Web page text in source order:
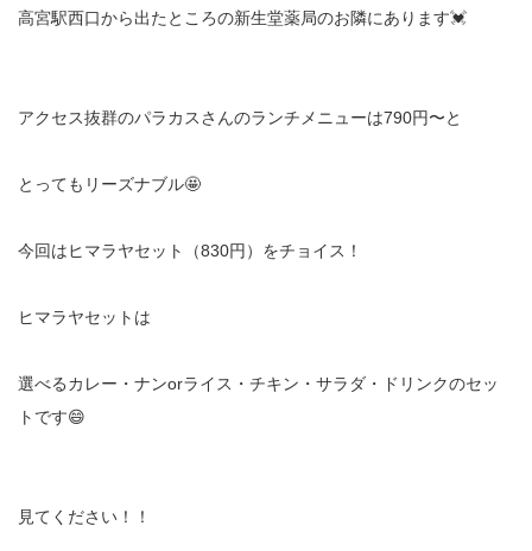
高宮駅西口から出たところの新生堂薬局のお隣にあります💓
アクセス抜群のパラカスさんのランチメニューは790円〜と
とってもリーズナブル🤩
今回はヒマラヤセット（830円）をチョイス！
ヒマラヤセットは
選べるカレー・ナンorライス・チキン・サラダ・ドリンクのセッ
トです😄
見てください！！